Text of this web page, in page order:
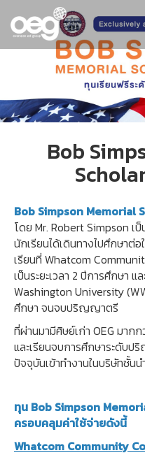
Bob
Bob Simpson Memorial
โดย Mr. Robert Simpson เ
นักเรียนได้เดินทางไปศึกษาต่
เรียนที่ Whatcom
เป็นระยะเวลา 2 ปีการศึกษา แ
Washington University
ศึกษา จนจบปริญญาตรี
ที่ผ่านมามีศิษย์เก่า OEG มาก
และเรียนจบการศึกษาระดับ
ปัจจุบันเข้าทำงานในบริษัทชั้นน
ทุน Bob Simpson
ครอบคลุมค่าใช้จ่ายดังนี้
Whatcom Community